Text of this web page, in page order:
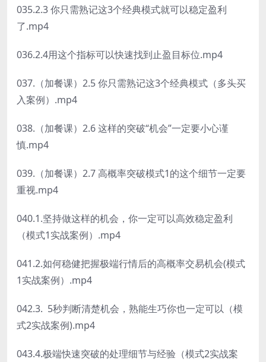
035.2.3 你只需熟记这3个经典模式就可以稳定盈利
了.mp4
036.2.4用这个指标可以快速找到止盈目标位.mp4
037.（加餐课）2.5 你只需熟记这3个经典模式（多头买
入案例）.mp4
038.（加餐课）2.6 这样的突破“机会”一定要小心谨
慎.mp4
039.（加餐课）2.7 高概率突破模式1的这个细节一定要
重视.mp4
040.1.坚持做这样的机会，你一定可以高效稳定盈利
（模式1实战案例）.mp4
041.2.如何稳健把握极端行情后的高概率交易机会(模式
1实战案例）.mp4
042.3. 5秒判断清楚机会，熟能生巧你也一定可以（模
式2实战案例).mp4
043.4.极端快速突破的处理细节与经验（模式2实战案